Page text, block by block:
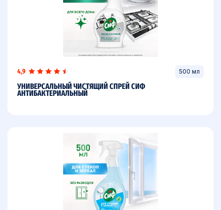
4,9 500 мл
УНИВЕРСАЛЬНЫЙ ЧИСТЯЩИЙ СПРЕЙ СИФ
АНТИБАКТЕРИАЛЬНЫЙ